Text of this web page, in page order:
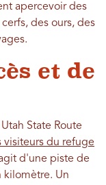
apercevoir des
des ours, des
et de
State Route
visiteurs du refuge
d'une piste de
Un